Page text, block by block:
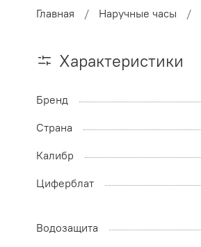
Главная Наручные часы
Характеристики
Бренд
Страна
Калибр
Циферблат
Водозащита